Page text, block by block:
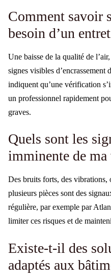
Comment savoir
besoin d’un
Une baisse de la qualité de
signes visibles d’encrassement
indiquent qu’une vérification
un professionnel rapidement
graves.
Quels sont les
imminente de
Des bruits forts, des vibrations,
plusieurs pièces sont des
régulière, par exemple par
limiter ces risques et de
Existe-t-il des
adaptés aux